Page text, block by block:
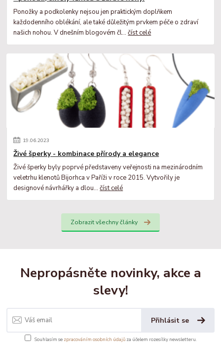
Ponožky a podkolenky nejsou jen praktickým doplňkem
každodenního oblékání, ale také důležitým prvkem péče o zdraví
našich nohou. V dnešním blogovém čl...číst celé
19.06.2023
Živé šperky - kombinace přírody a elegance
Živé šperky byly poprvé představeny veřejnosti na mezinárodním
veletrhu klenotů Bijorhca v Paříži v roce 2015. Vytvořily je
designové návrhářky a dlou...číst celé
Zobrazit všechny články
Nepropásněte novinky, akce a
slevy!
Přihlásit se
Souhlasím se zpracováním osobních údajůza účelem rozesílky newsletteru.